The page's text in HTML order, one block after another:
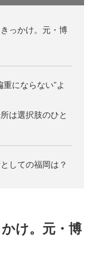
っかけ。元・博
にならない”よ
は選択肢のひと
しての福岡は？
け。元・博